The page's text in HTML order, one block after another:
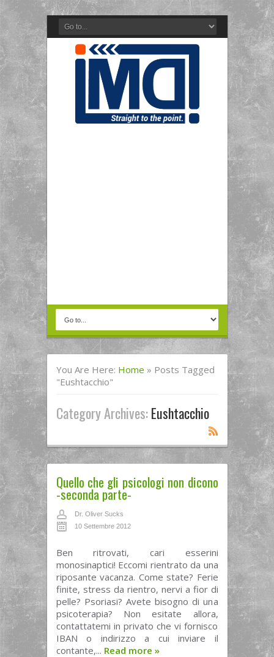
You Are Here: Home » Posts Tagged
"Eushtacchio"
Category Archives:Eushtacchio
Quello che gli psicologi non dicono
-seconda parte-
Dr. Oliver Sucks
10 Settembre 2012
Ben ritrovati, cari esserini
monosinaptici! Eccomi rientrato da una
riposante vacanza. Come state? Ferie
finite, stress da rientro, nervi a fior di
pelle? Psoriasi? Avete bisogno di una
psicoterapia? Non esitate allora,
contattatemi in privato che vi fornisco
IBAN o indirizzo a cui inviare il
contante,... Read more »